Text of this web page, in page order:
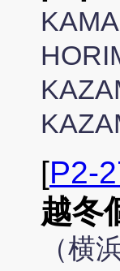
[P2-
越冬
（横